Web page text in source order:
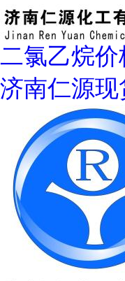
二氯乙烷
济南仁源现